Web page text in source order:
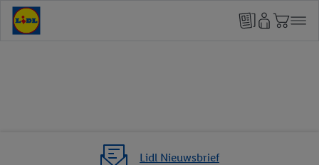
Lidl Nieuwsbrief